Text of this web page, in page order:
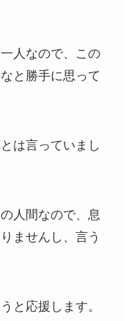
人なので、この
と勝手に思って
は言っていまし
人間なので、息
ませんし、言う
と応援します。